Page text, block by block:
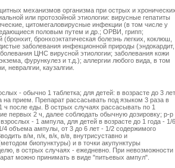
механизмов организма при острых и хронических
или протозойной этиологии: вирусные гепатиты
цитомегаловирусные инфекции (в том числе у
половым путем и др.; ОРВИ, грипп;
бронхоэктатическая болезнь легких, коклюш,
заболевания инфекционной природы (эндокардит,
ЦНС вирусной этиологии; заболевания кожи
фурункулез и т.д.); аллергии любого вида, в том
невралгии, каузалгии.
- обычно 1 таблетка; для детей: в возрасте до 3
на прием. Препарат рассасывать под языком 3 раза в
ч после еды. В острых случаях рассасывать по 1
первых 2 ч, далее соблюдать обычную дозировку; р-р
- 1 ампула, для детей в возрасте до 1 года - 1/6
объема ампулы, от 3 до 6 лет - 1/2 содержимого
в/м, п/к, в/к, в/в, внутрисуставно и
биопунктуры) и в точки акупунктуры
в острых случаях - ежедневно. При невозможности
можно принимать в виде "питьевых ампул".